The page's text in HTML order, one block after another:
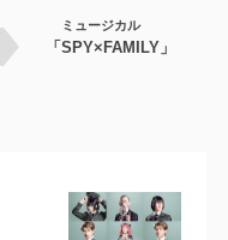
ミュージカル
「SPY×FAMILY」